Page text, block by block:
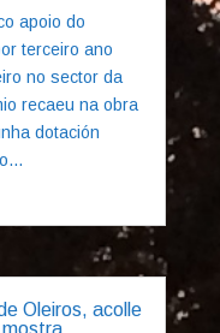
apoio do
terceiro ano
no sector da
recaeu na obra
dotación
Oleiros, acolle